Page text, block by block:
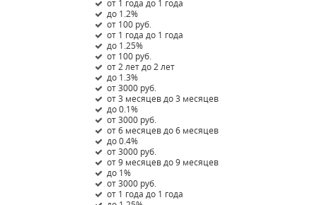
от 1 года до 1 года
до 1.2%
от 100 руб.
от 1 года до 1 года
до 1.25%
от 100 руб.
от 2 лет до 2 лет
до 1.3%
от 3000 руб.
от 3 месяцев до 3 месяцев
до 0.1%
от 3000 руб.
от 6 месяцев до 6 месяцев
до 0.4%
от 3000 руб.
от 9 месяцев до 9 месяцев
до 1%
от 3000 руб.
от 1 года до 1 года